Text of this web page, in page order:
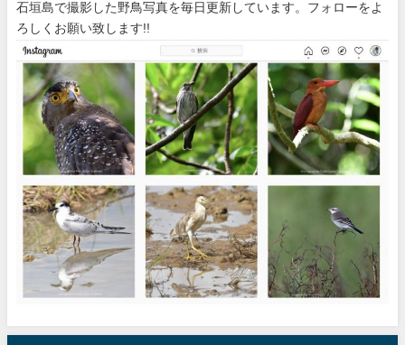
石垣島で撮影した野鳥写真を毎日更新しています。フォローをよ
ろしくお願い致します!!